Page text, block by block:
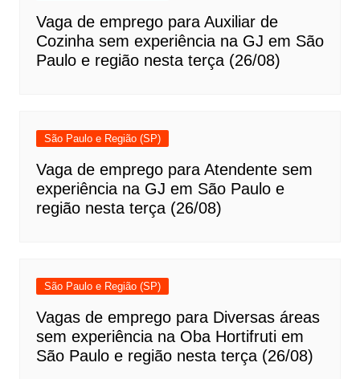
Vaga de emprego para Auxiliar de
Cozinha sem experiência na GJ em São
Paulo e região nesta terça (26/08)
São Paulo e Região (SP)
Vaga de emprego para Atendente sem
experiência na GJ em São Paulo e
região nesta terça (26/08)
São Paulo e Região (SP)
Vagas de emprego para Diversas áreas
sem experiência na Oba Hortifruti em
São Paulo e região nesta terça (26/08)